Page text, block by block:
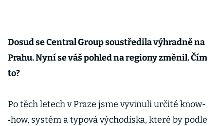
Dosud se Central Group soustředila výhradně na
Prahu. Nyní se váš pohled na regiony změnil. Čím
to?
Po těch letech v Praze jsme vyvinuli určité know­
‑how, systém a typová východiska, které by podle